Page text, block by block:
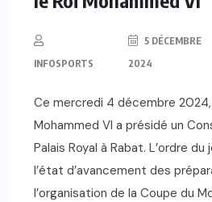
INFOSPORTS
5 DÉCEMBRE
2024
Ce mercredi 4 décembre 2024,
Mohammed VI a présidé un
Palais Royal à Rabat. L’ordre
l’état d’avancement des
l’organisation de la Coupe du